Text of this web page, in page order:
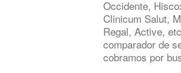
Occidente,
Clinicum Salut,
Regal, Active,
comparador de
cobramos por